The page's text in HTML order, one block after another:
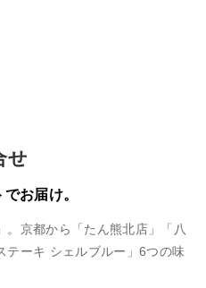
せ
お届け。
。京都から「たん熊北店」「八
テーキ シェルブルー」6つの味